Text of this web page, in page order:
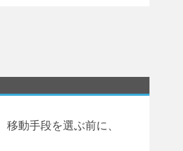
動手段を選ぶ前に、